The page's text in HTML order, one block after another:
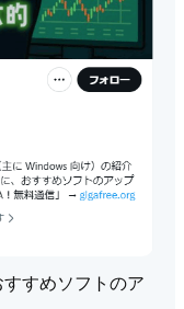
すめソフトのア